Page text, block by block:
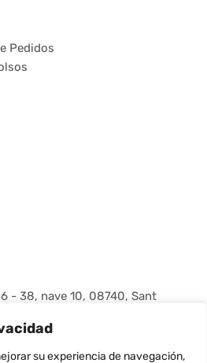
su experiencia de navegación,
Pedidos
- 38, nave 10, 08740, Sant